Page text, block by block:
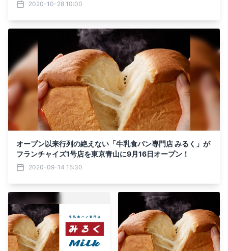
2020-10-28 10:00
オープン以来行列の絶えない「牛乳食パン専門店 みるく」が
フランチャイズ1号店を東京青山に9月16日オープン！
2020-09-14 15:30